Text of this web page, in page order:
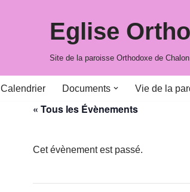
Eglise
Site de la paroisse Orthodoxe de
Calendrier Documents Vie de la
« Tous les Évènements
Cet évènement est passé.